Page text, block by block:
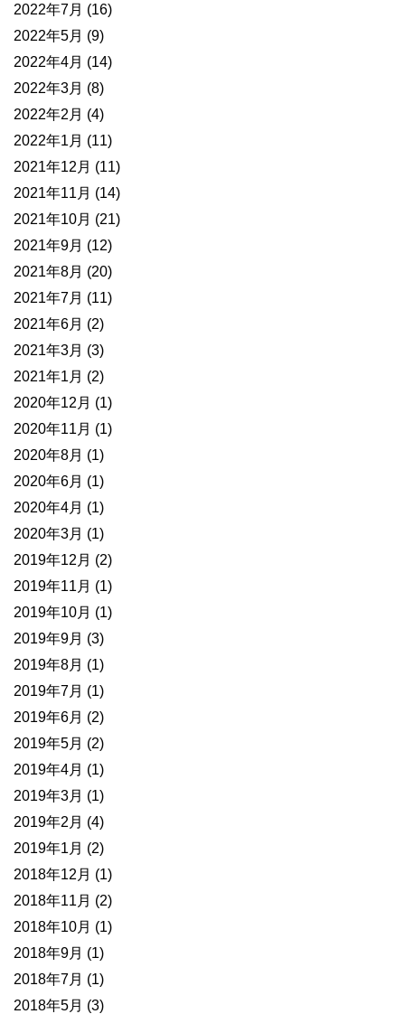
2022年7月 (16)
2022年5月 (9)
2022年4月 (14)
2022年3月 (8)
2022年2月 (4)
2022年1月 (11)
2021年12月 (11)
2021年11月 (14)
2021年10月 (21)
2021年9月 (12)
2021年8月 (20)
2021年7月 (11)
2021年6月 (2)
2021年3月 (3)
2021年1月 (2)
2020年12月 (1)
2020年11月 (1)
2020年8月 (1)
2020年6月 (1)
2020年4月 (1)
2020年3月 (1)
2019年12月 (2)
2019年11月 (1)
2019年10月 (1)
2019年9月 (3)
2019年8月 (1)
2019年7月 (1)
2019年6月 (2)
2019年5月 (2)
2019年4月 (1)
2019年3月 (1)
2019年2月 (4)
2019年1月 (2)
2018年12月 (1)
2018年11月 (2)
2018年10月 (1)
2018年9月 (1)
2018年7月 (1)
2018年5月 (3)